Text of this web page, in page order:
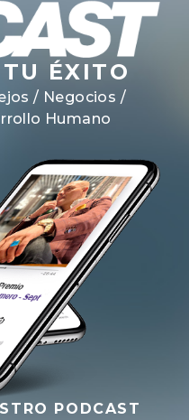
ÉXITO
/ Negocios /
Humano
PODCAST